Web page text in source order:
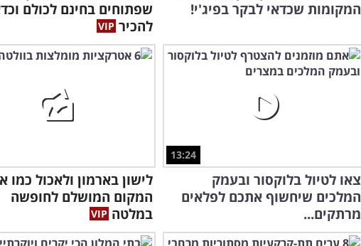
המקומות שכדאי לבקר בפיג'י!
שפתוחים בחינם לכולם
להכיר
13:24
צאו לטיול בלוקסור ובעמק
המלכים שיחשוף אתכם לפלאים
מרתקים...
לישון בארמון ולאכול כמו
המקום המושלם לחופשה
במלטה